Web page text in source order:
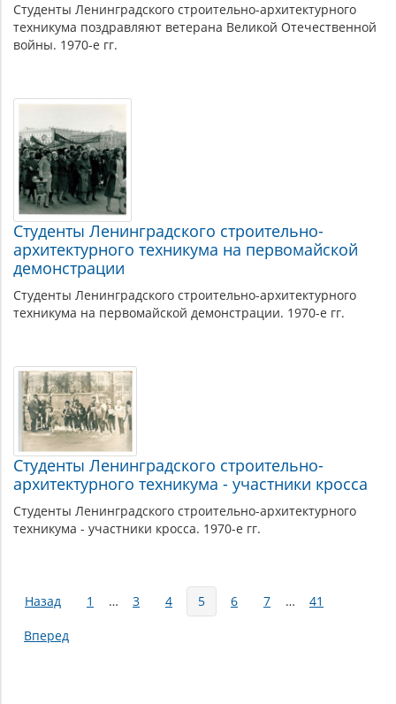
Студенты Ленинградского строительно-архитектурного
техникума поздравляют ветерана Великой Отечественной
войны. 1970-е гг.
Студенты Ленинградского строительно-
архитектурного техникума на первомайской
демонстрации
Студенты Ленинградского строительно-архитектурного
техникума на первомайской демонстрации. 1970-е гг.
Студенты Ленинградского строительно-
архитектурного техникума - участники кросса
Студенты Ленинградского строительно-архитектурного
техникума - участники кросса. 1970-е гг.
Страницы
Назад 1 … 3 4 5 6 7 … 41
Вперед